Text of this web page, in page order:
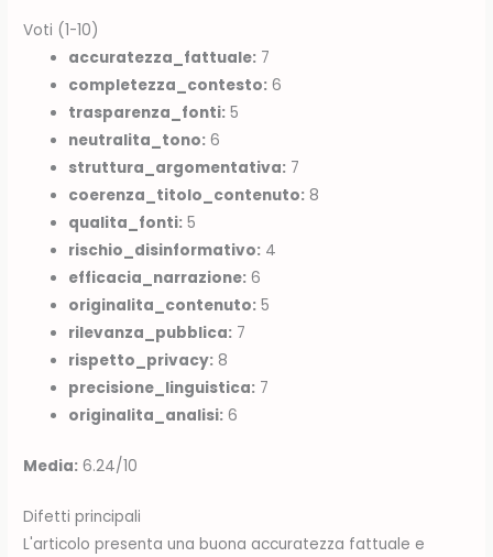
Voti (1-10)
accuratezza_fattuale: 7
completezza_contesto: 6
trasparenza_fonti: 5
neutralita_tono: 6
struttura_argomentativa: 7
coerenza_titolo_contenuto: 8
qualita_fonti: 5
rischio_disinformativo: 4
efficacia_narrazione: 6
originalita_contenuto: 5
rilevanza_pubblica: 7
rispetto_privacy: 8
precisione_linguistica: 7
originalita_analisi: 6
Media: 6.24/10
Difetti principali
L'articolo presenta una buona accuratezza fattuale e